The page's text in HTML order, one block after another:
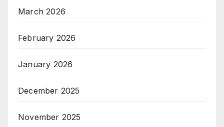
March 2026
February 2026
January 2026
December 2025
November 2025